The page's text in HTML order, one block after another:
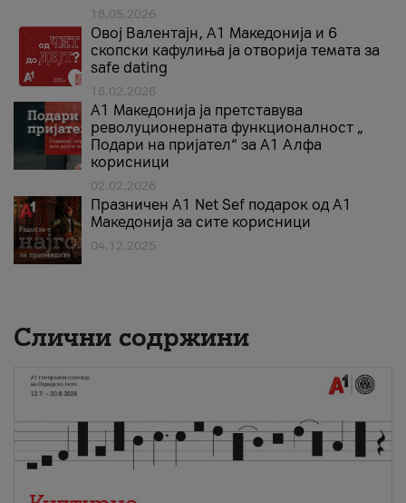
18.05.2026
Овој Валентајн, A1 Македонија и 6
скопски кафулиња ја отворија темата за
safe dating
16.02.2026
А1 Македонија ја претставува
револуционерната функционалност „
Подари на пријател“ за А1 Алфа
корисници
02.02.2026
Празничен A1 Net Sеf подарок од А1
Македонија за сите корисници
04.12.2025
Слични содржини